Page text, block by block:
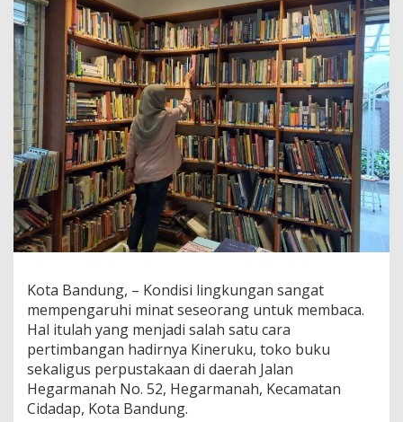
u
a
s
a
n
a
C
o
z
y
U
n
t
u
k
B
k
i
n
T
u
g
s
,
Kota Bandung, – Kondisi lingkungan sangat
mempengaruhi minat seseorang untuk membaca.
Hal itulah yang menjadi salah satu cara
pertimbangan hadirnya Kineruku, toko buku
sekaligus perpustakaan di daerah Jalan
Hegarmanah No. 52, Hegarmanah, Kecamatan
Cidadap, Kota Bandung.